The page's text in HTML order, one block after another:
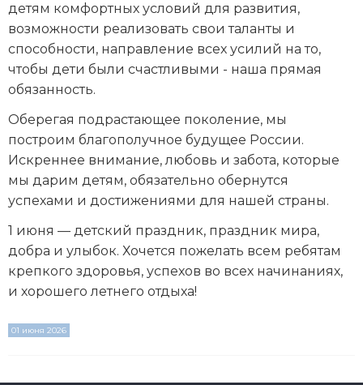
детям комфортных условий для развития,
возможности реализовать свои таланты и
способности, направление всех усилий на то,
чтобы дети были счастливыми - наша прямая
обязанность.
Оберегая подрастающее поколение, мы
построим благополучное будущее России.
Искреннее внимание, любовь и забота, которые
мы дарим детям, обязательно обернутся
успехами и достижениями для нашей страны.
1 июня — детский праздник, праздник мира,
добра и улыбок. Хочется пожелать всем ребятам
крепкого здоровья, успехов во всех начинаниях,
и хорошего летнего отдыха!
01 июня 2026